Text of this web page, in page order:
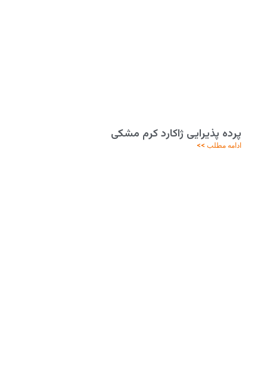
پرده پذیرایی ژاکارد کرم مشکی
ادامه مطلب >>